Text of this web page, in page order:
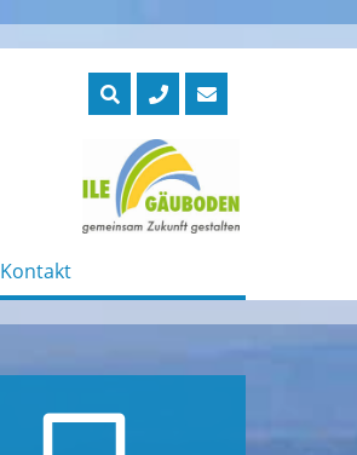
Kontakt